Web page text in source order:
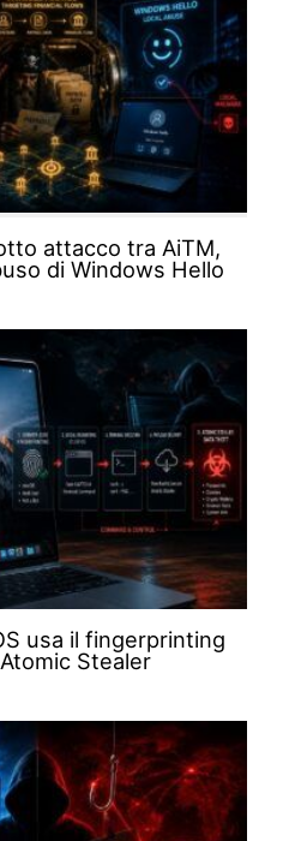
attacco tra AiTM,
di Windows Hello
usa il fingerprinting
Stealer